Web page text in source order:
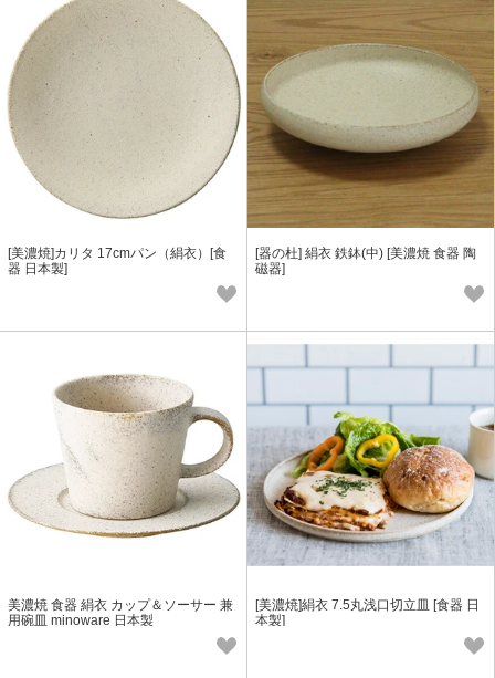
[美濃焼]カリタ 17cmパン（絹衣）[食
器 日本製]
[器の杜] 絹衣 鉄鉢(中) [美濃焼 食器 陶
磁器]
美濃焼 食器 絹衣 カップ＆ソーサー 兼
用碗皿 minoware 日本製
[美濃焼]絹衣 7.5丸浅口切立皿 [食器 日
本製]